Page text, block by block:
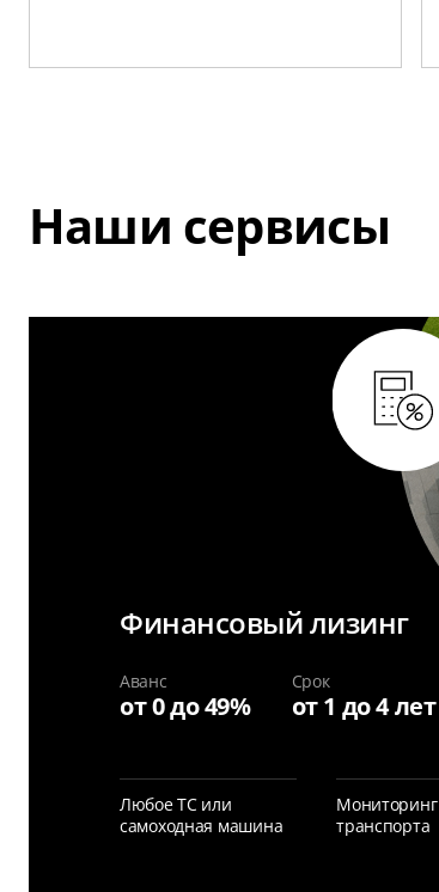
Наши сервисы
Финансовый лизинг
Аванс
от 0 до 49%
Срок
от 1 до 4 лет
Любое ТС или
самоходная машина
Мониторинг
транспорта